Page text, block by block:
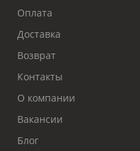
Оплата
Доставка
Возврат
Контакты
О компании
Вакансии
Блог